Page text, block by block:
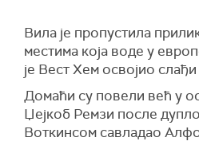
Вила је пропустила
местима која воде у
је Вест Хем освојио
Домаћи су повели већ у
Џејкоб Ремзи после
Воткинсом савладао